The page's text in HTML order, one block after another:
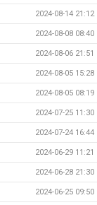
2024-08-14 21:12
2024-08-08 08:40
2024-08-06 21:51
2024-08-05 15:28
2024-08-05 08:19
2024-07-25 11:30
2024-07-24 16:44
2024-06-29 11:21
2024-06-28 21:30
2024-06-25 09:50